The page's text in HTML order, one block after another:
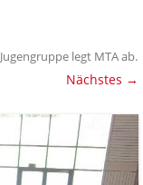
Jugengruppe legt MTA ab.
Nächstes →